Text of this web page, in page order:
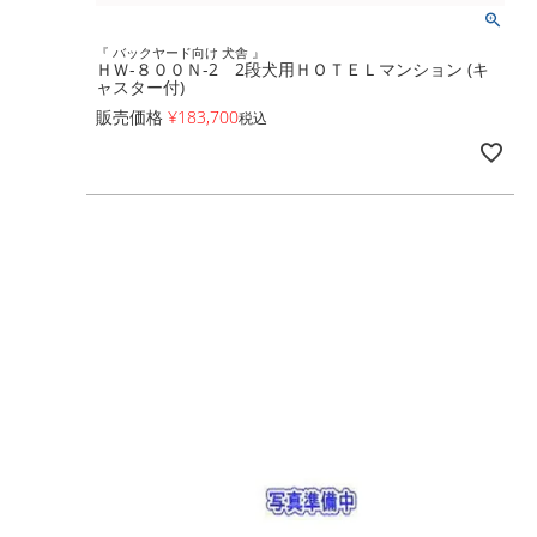
『 バックヤード向け 犬舎 』
ＨＷ-８００Ｎ-2 2段犬用ＨＯＴＥＬマンション (キ
ャスター付)
販売価格 ¥183,700税込